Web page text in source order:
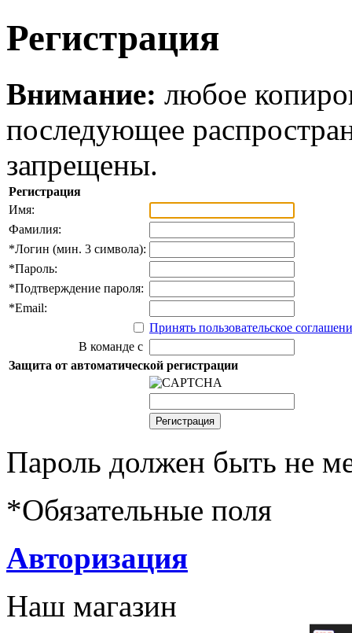
Регистрация
Внимание: любое
последующее
запрещены.
Регистрация
Имя:
Фамилия:
*Логин (мин. 3 символа):
*Пароль:
*Подтверждение пароля:
*Email:
Принять пользовательское
В команде с
Защита от автоматической регистрации
Пароль должен быть не
*Обязательные поля
Авторизация
Наш магазин